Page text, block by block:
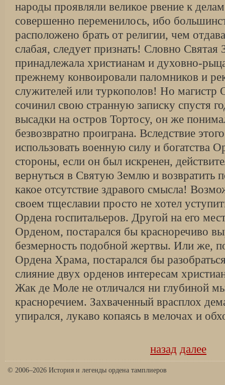
народы проявляли великое рвение к
совершенно переменилось, ибо
расположено брать от религии, чем
слабая, следует признать! Словно Святая
принадлежала христианам и духовно-
прежнему конвоировали паломников и
служителей или туркополов! Но магистр
сочинил свою странную записку спустя
высадки на остров Тортосу, он же
безвозвратно проиграна. Вследствие
использовать военную силу и богатства
стороны, если он был искренен,
вернуться в Святую Землю и возвратить
какое отсутствие здравого смысла!
своем тщеславии просто не хотел
Ордена госпитальеров. Другой на его
Орденом, постарался бы красноречиво
безмерность подобной жертвы. Или же,
Ордена Храма, постарался бы
слияние двух орденов интересам
Жак де Моле не отличался ни глубиной
красноречием. Захваченный врасплох
упирался, лукаво копаясь в мелочах и
назад далее
© 2006–2026 История и легенды ордена тамплиеров